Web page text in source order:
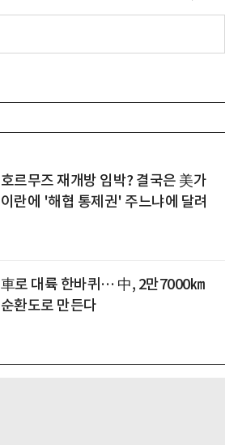
호르무즈 재개방 임박? 결국은 美가
이란에 '해협 통제권' 주느냐에 달려
車로 대륙 한바퀴… 中, 2만7000㎞
순환도로 만든다